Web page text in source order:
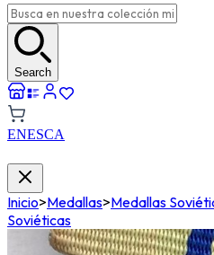
Search
ENESCA
Inicio>Medallas>Medallas
Soviéticas